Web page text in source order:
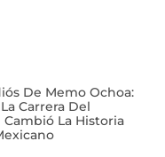
De Memo Ochoa:
Carrera Del
La Historia